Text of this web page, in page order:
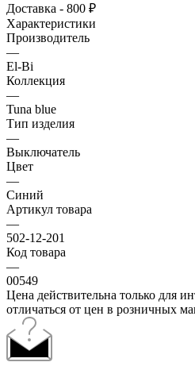
Доставка - 800 ₽
Характеристики
Производитель
—
El-Bi
Коллекция
—
Tuna blue
Тип изделия
—
Выключатель
Цвет
—
Синий
Артикул товара
—
502-12-201
Код товара
—
00549
Цена действительна только для
отличаться от цен в розничных